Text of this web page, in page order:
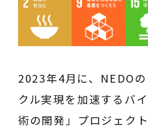
2023年4月に、NEDO
クル実現を加速するバ
術の開発」プロジェク